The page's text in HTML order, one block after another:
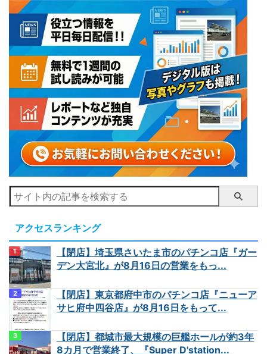
アクセスランキング
【閉店】埼玉県さいたま市のパチンコ店『ガー
デン大宮北』が8月16日の営業をもっ...
【閉店】東京都府中市のパチンコ店『ニューア
サヒ府中四谷店』が8月16日をもって...
【閉店】都城市最大規模の巨艦ホールが約3年
8カ月で営業終了、『Super D'station...